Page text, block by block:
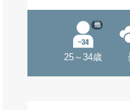
25～34歳
他